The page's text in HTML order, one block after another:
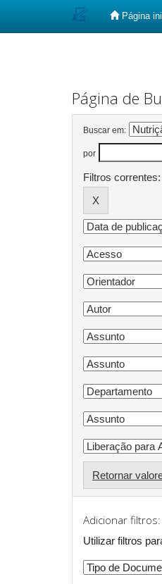
Página
Página de
Buscar em:
por
Filtros correntes:
Retornar
Adicionar filtros:
Utilizar filtros